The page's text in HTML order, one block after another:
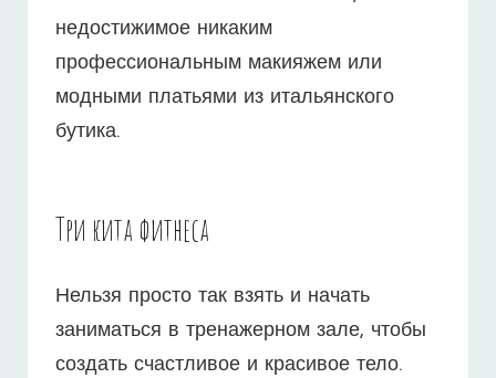
недостижимое никаким
профессиональным макияжем или
модными платьями из итальянского
бутика.
Три кита фитнеса
Нельзя просто так взять и начать
заниматься в тренажерном зале, чтобы
создать счастливое и красивое тело.